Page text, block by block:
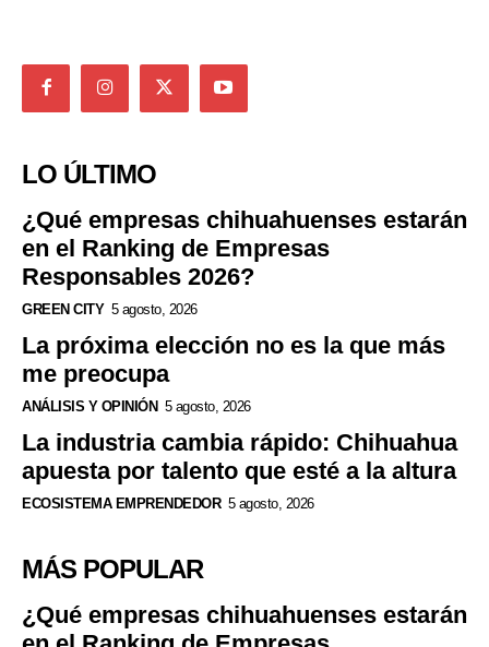
LO ÚLTIMO
¿Qué empresas chihuahuenses estarán
en el Ranking de Empresas
Responsables 2026?
GREEN CITY 5 agosto, 2026
La próxima elección no es la que más
me preocupa
ANÁLISIS Y OPINIÓN 5 agosto, 2026
La industria cambia rápido: Chihuahua
apuesta por talento que esté a la altura
ECOSISTEMA EMPRENDEDOR 5 agosto, 2026
MÁS POPULAR
¿Qué empresas chihuahuenses estarán